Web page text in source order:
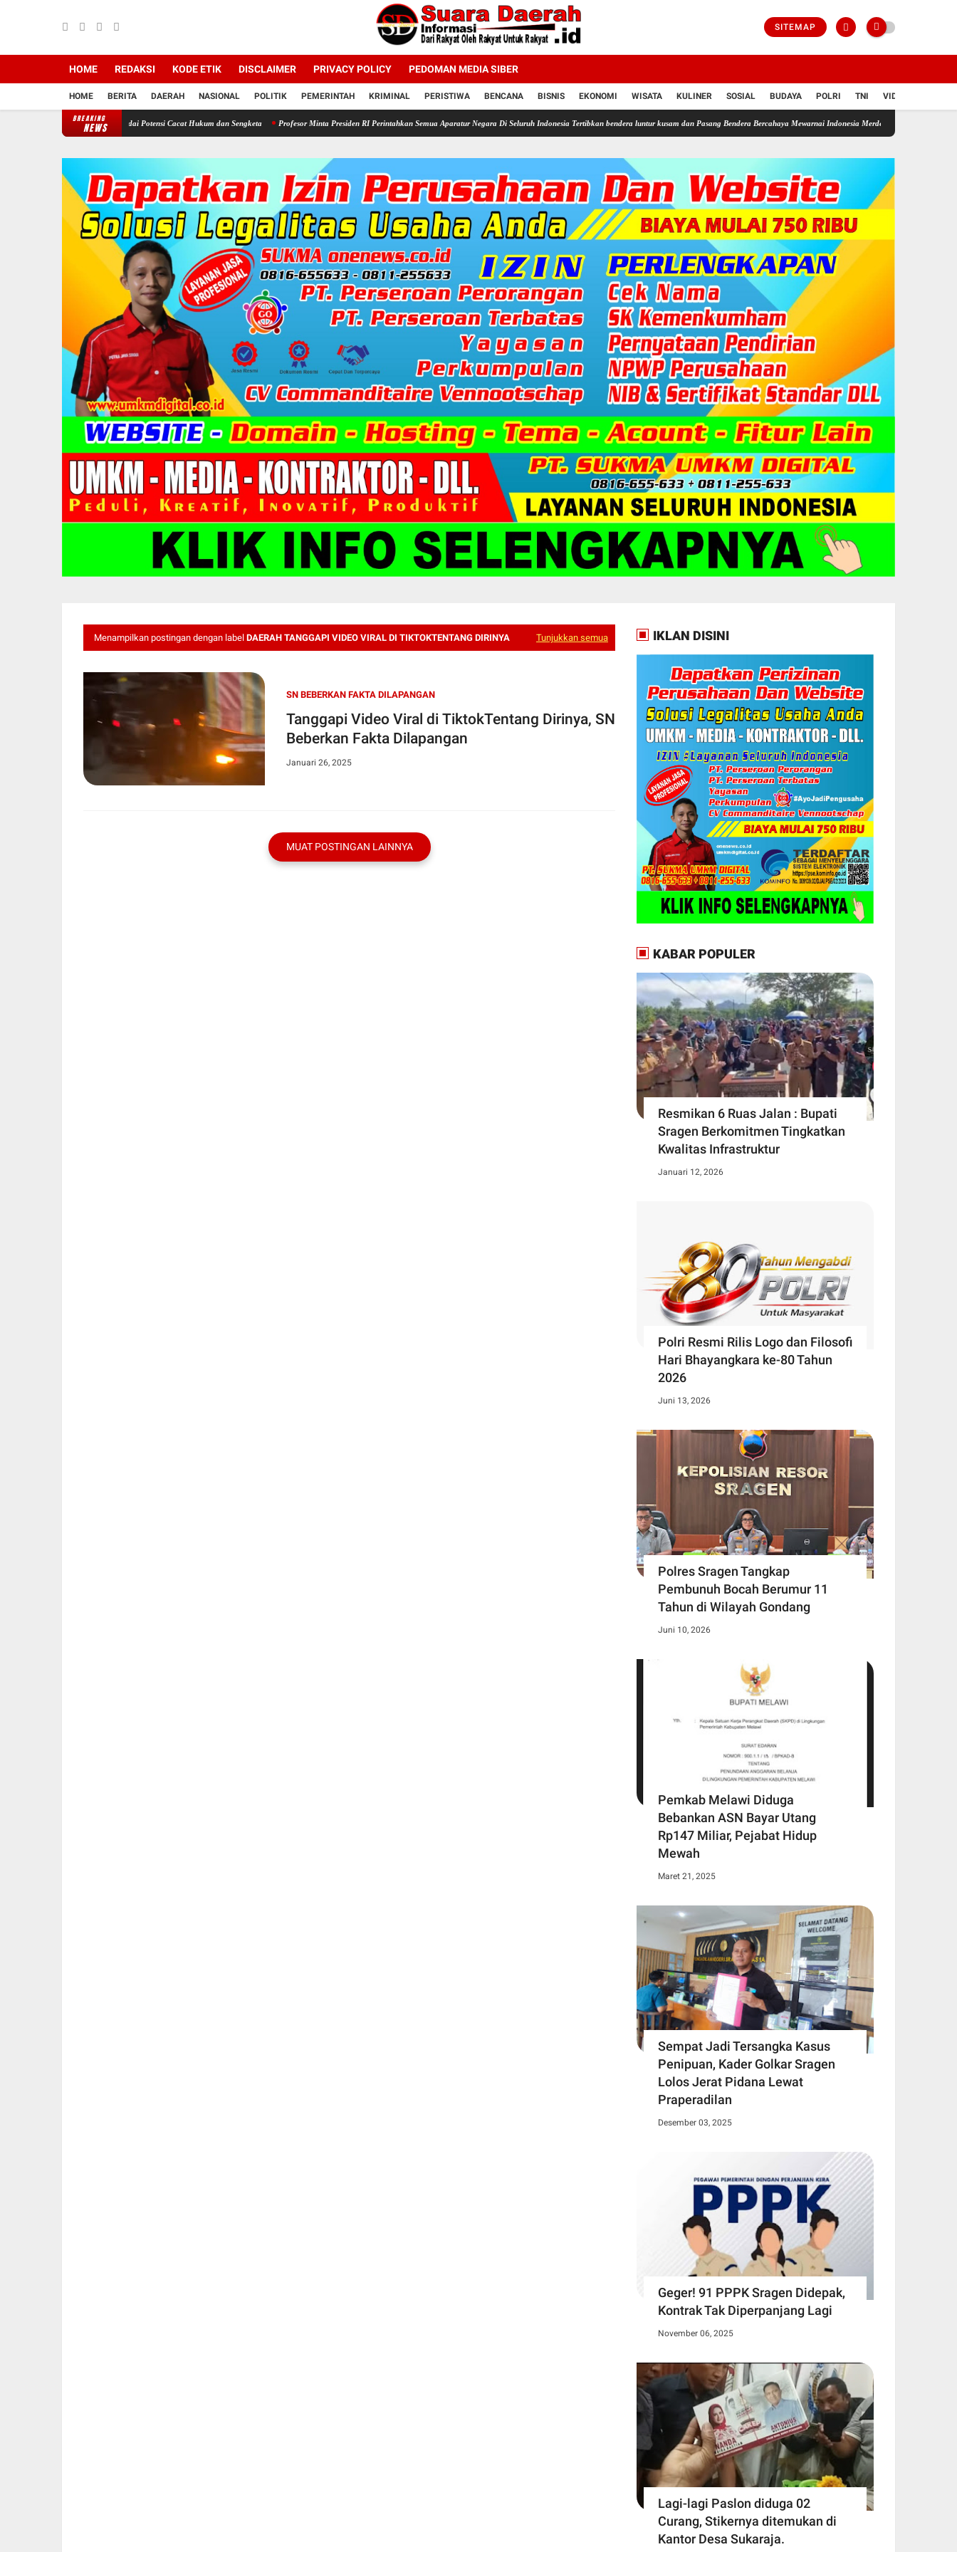
SITEMAP
HOME REDAKSI KODE ETIK DISCLAIMER PRIVACY POLICY PEDOMAN MEDIA SIBER
HOME BERITA DAERAH NASIONAL POLITIK PEMERINTAH KRIMINAL PERISTIWA BENCANA BISNIS EKONOMI WISATA KULINER SOSIAL BUDAYA POLRI TNI VIDIO
BREAKING
NEWS
DPRD Sragen Waspadai Potensi Cacat Hukum dan Sengketa Profesor Minta Presiden RI Perintahkan Semua Aparatur Negara Di Seluruh Indonesia Tertibkan bendera luntur kusam dan Pasang Bendera Bercahaya Mewarnai Indonesia Merdeka !!! Dikeluhkan Warga Jono
Menampilkan postingan dengan label DAERAH TANGGAPI VIDEO VIRAL DI TIKTOKTENTANG DIRINYA Tunjukkan semua
SN BEBERKAN FAKTA DILAPANGAN
Tanggapi Video Viral di TiktokTentang Dirinya, SN
Beberkan Fakta Dilapangan
Januari 26, 2025
MUAT POSTINGAN LAINNYA
IKLAN DISINI
KABAR POPULER
Resmikan 6 Ruas Jalan : Bupati
Sragen Berkomitmen Tingkatkan
Kwalitas Infrastruktur
Januari 12, 2026
Polri Resmi Rilis Logo dan Filosofi
Hari Bhayangkara ke-80 Tahun
2026
Juni 13, 2026
Polres Sragen Tangkap
Pembunuh Bocah Berumur 11
Tahun di Wilayah Gondang
Juni 10, 2026
Pemkab Melawi Diduga
Bebankan ASN Bayar Utang
Rp147 Miliar, Pejabat Hidup
Mewah
Maret 21, 2025
Sempat Jadi Tersangka Kasus
Penipuan, Kader Golkar Sragen
Lolos Jerat Pidana Lewat
Praperadilan
Desember 03, 2025
Geger! 91 PPPK Sragen Didepak,
Kontrak Tak Diperpanjang Lagi
November 06, 2025
Lagi-lagi Paslon diduga 02
Curang, Stikernya ditemukan di
Kantor Desa Sukaraja.